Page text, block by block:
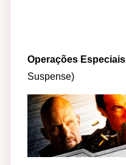
Operações Especiais
Suspense)